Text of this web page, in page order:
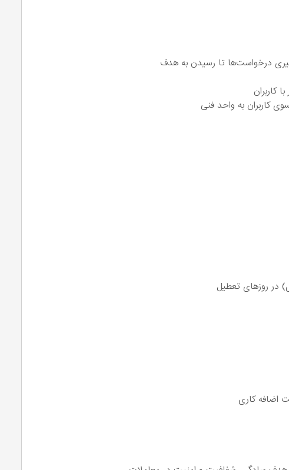
درخواست‌ها تا رسیدن به هدف
کاربران
کاربران به واحد فنی